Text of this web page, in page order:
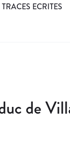
TRACES ECRITES
de